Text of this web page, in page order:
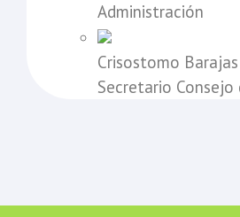
Administración
Crisostomo
Secretario